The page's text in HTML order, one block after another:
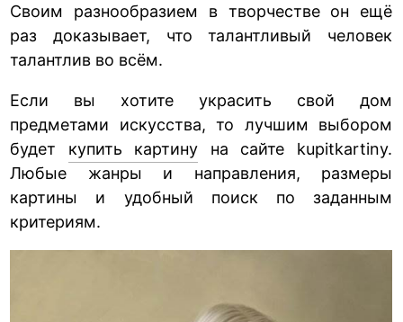
Своим разнообразием в творчестве он ещё
раз доказывает, что талантливый человек
талантлив во всём.
Если вы хотите украсить свой дом
предметами искусства, то лучшим выбором
будет купить картину на сайте kupitkartiny.
Любые жанры и направления, размеры
картины и удобный поиск по заданным
критериям.